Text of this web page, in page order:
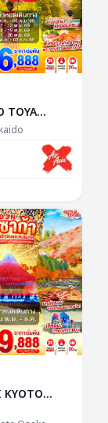
TOYA
6D
โด โรแมนติก
KYOTO
5D 3N